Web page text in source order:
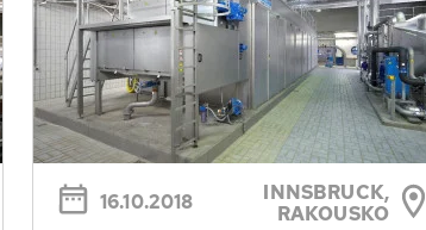
16.10.2018
INNSBRUCK,
RAKOUSKO